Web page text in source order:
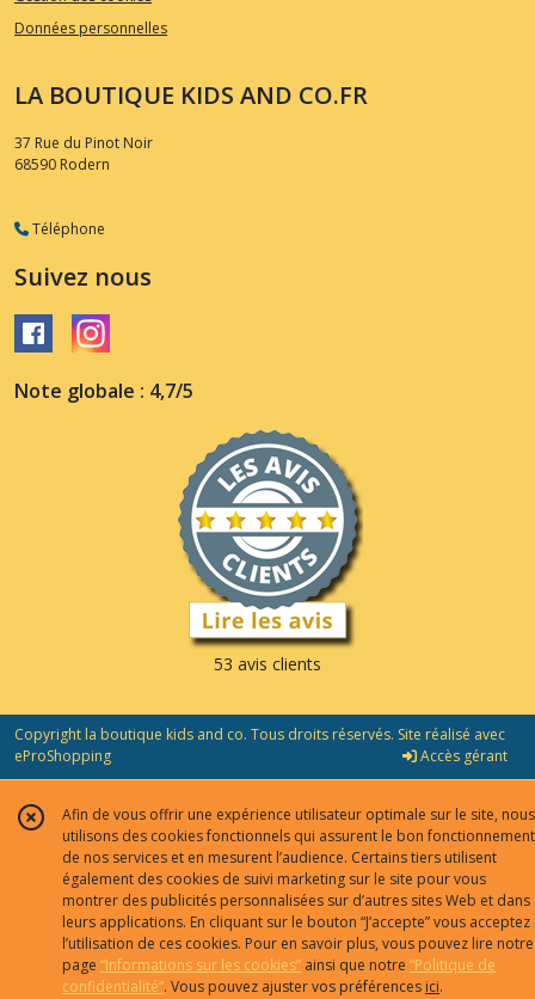
Données personnelles
LA BOUTIQUE KIDS AND CO.FR
37 Rue du Pinot Noir
68590 Rodern
Téléphone
Suivez nous
Note globale : 4,7/5
53 avis clients
Copyright la boutique kids and co. Tous droits réservés. Site réalisé avec
eProShopping
Accès gérant
Afin de vous offrir une expérience utilisateur optimale sur le site, nous
utilisons des cookies fonctionnels qui assurent le bon fonctionnement
de nos services et en mesurent l’audience. Certains tiers utilisent
également des cookies de suivi marketing sur le site pour vous
montrer des publicités personnalisées sur d’autres sites Web et dans
leurs applications. En cliquant sur le bouton “J’accepte” vous acceptez
l’utilisation de ces cookies. Pour en savoir plus, vous pouvez lire notre
page “Informations sur les cookies” ainsi que notre “Politique de
confidentialité“. Vous pouvez ajuster vos préférences ici.